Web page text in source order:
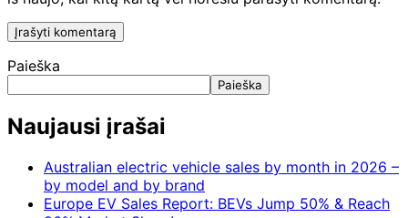
Paieška
Paieška
Naujausi įrašai
Australian electric vehicle sales by month in 2026 –
by model and by brand
Europe EV Sales Report: BEVs Jump 50% & Reach